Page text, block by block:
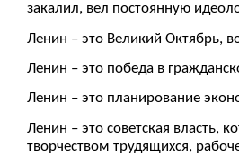
закалил, вел постоянную
Ленин – это Великий Октябрь,
Ленин – это победа в
Ленин – это планирование
Ленин – это советская власть,
творчеством трудящихся,